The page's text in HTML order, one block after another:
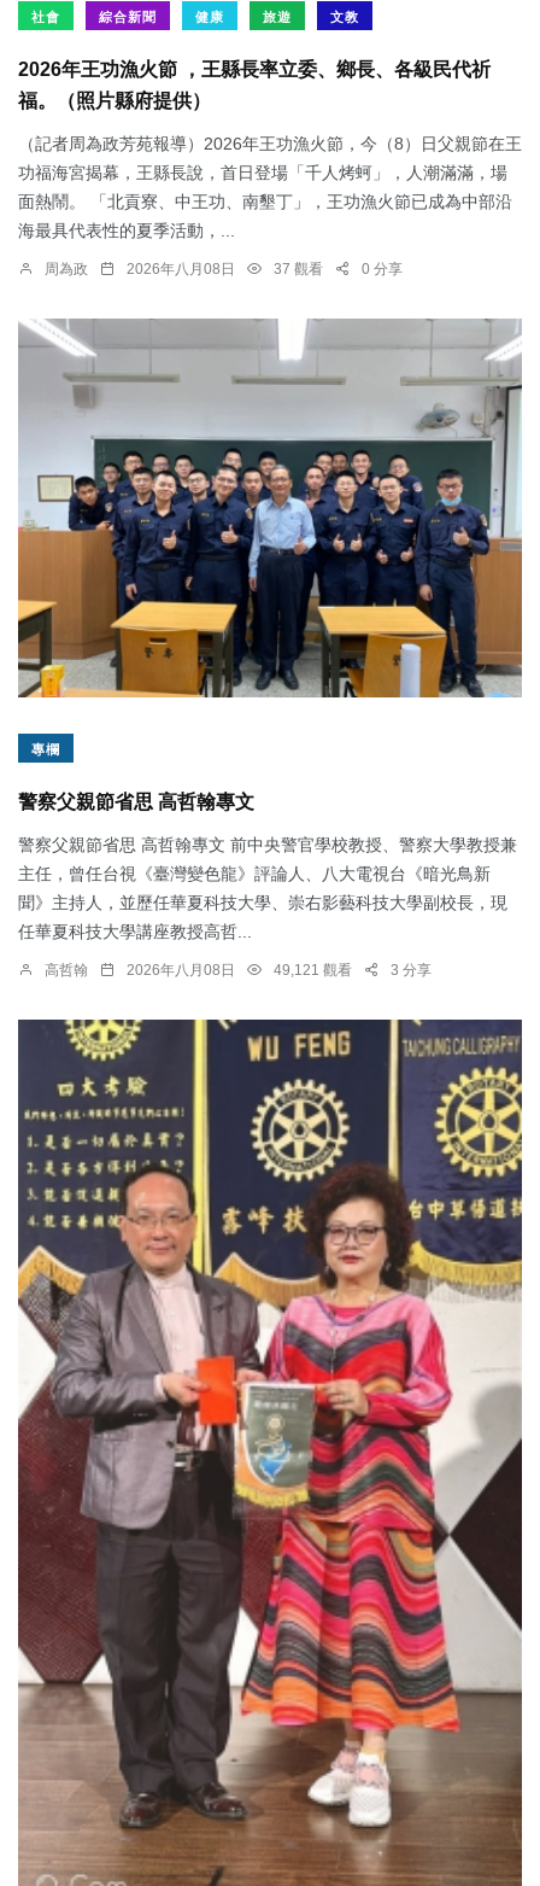
社會 綜合新聞 健康 旅遊 文教
2026年王功漁火節 ，王縣長率立委、鄉長、各級民代祈
福。（照片縣府提供）
（記者周為政芳苑報導）2026年王功漁火節，今（8）日父親節在王
功福海宮揭幕，王縣長說，首日登場「千人烤蚵」，人潮滿滿，場
面熱鬧。 「北貢寮、中王功、南墾丁」，王功漁火節已成為中部沿
海最具代表性的夏季活動，...
周為政 2026年八月08日 37 觀看 0 分享
專欄
警察父親節省思 高哲翰專文
警察父親節省思 高哲翰專文 前中央警官學校教授、警察大學教授兼
主任，曾任台視《臺灣變色龍》評論人、八大電視台《暗光鳥新
聞》主持人，並歷任華夏科技大學、崇右影藝科技大學副校長，現
任華夏科技大學講座教授高哲...
高哲翰 2026年八月08日 49,121 觀看 3 分享